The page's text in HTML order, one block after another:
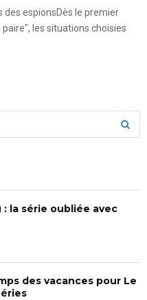
des espionsDès le premier
les situations choisies
C
: la série oubliée avec
des vacances pour Le